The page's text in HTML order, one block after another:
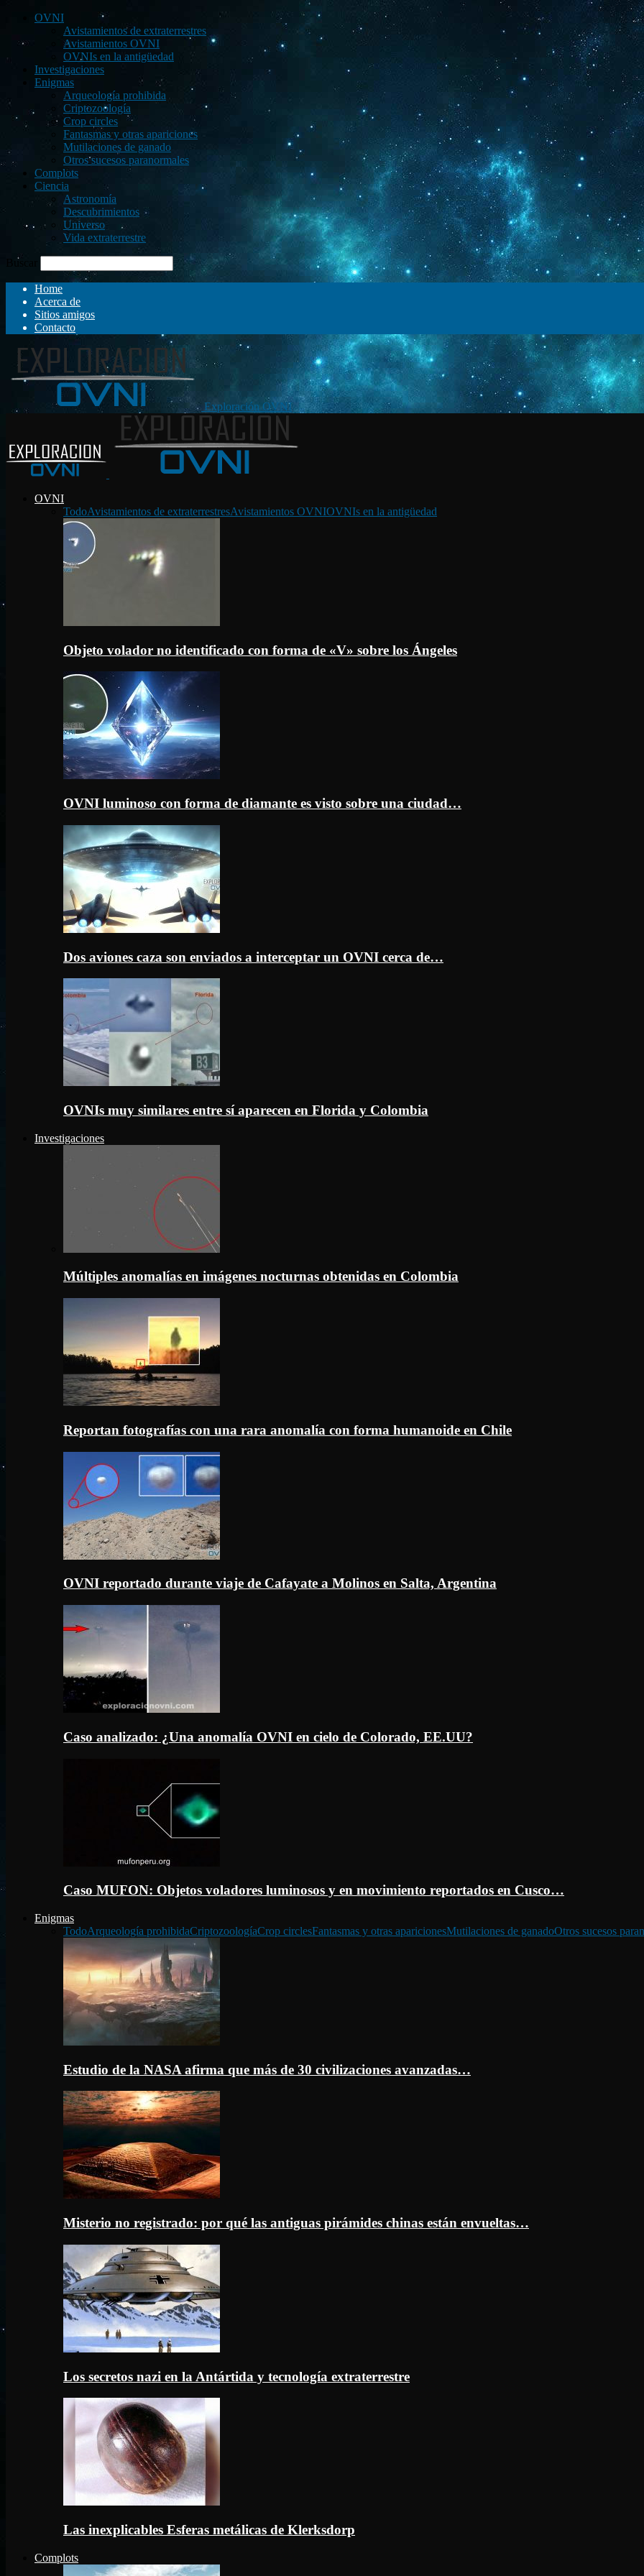
OVNI
Avistamientos de extraterrestres
Avistamientos OVNI
OVNIs en la antigüedad
Investigaciones
Enigmas
Arqueología prohibida
Criptozoología
Crop circles
Fantasmas y otras apariciones
Mutilaciones de ganado
Otros sucesos paranormales
Complots
Ciencia
Astronomía
Descubrimientos
Universo
Vida extraterrestre
Buscar
Home
Acerca de
Sitios amigos
Contacto
Exploración OVNI
OVNI
TodoAvistamientos de extraterrestresAvistamientos OVNIOVNIs en la antigüedad
Objeto volador no identificado con forma de «V» sobre los Ángeles
OVNI luminoso con forma de diamante es visto sobre una ciudad…
Dos aviones caza son enviados a interceptar un OVNI cerca de…
OVNIs muy similares entre sí aparecen en Florida y Colombia
Investigaciones
Múltiples anomalías en imágenes nocturnas obtenidas en Colombia
Reportan fotografías con una rara anomalía con forma humanoide en Chile
OVNI reportado durante viaje de Cafayate a Molinos en Salta, Argentina
Caso analizado: ¿Una anomalía OVNI en cielo de Colorado, EE.UU?
Caso MUFON: Objetos voladores luminosos y en movimiento reportados en Cusco…
Enigmas
TodoArqueología prohibidaCriptozoologíaCrop circlesFantasmas y otras aparicionesMutilaciones de ganadoOtros sucesos
Estudio de la NASA afirma que más de 30 civilizaciones avanzadas…
Misterio no registrado: por qué las antiguas pirámides chinas están envueltas…
Los secretos nazi en la Antártida y tecnología extraterrestre
Las inexplicables Esferas metálicas de Klerksdorp
Complots